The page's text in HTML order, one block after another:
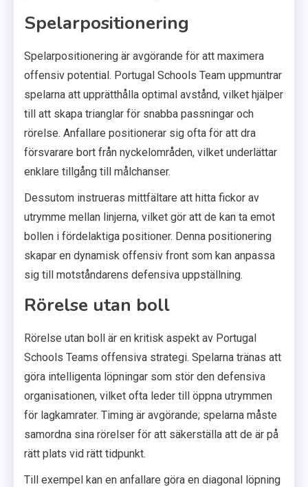
Spelarpositionering
Spelarpositionering är avgörande för att maximera
offensiv potential. Portugal Schools Team uppmuntrar
spelarna att upprätthålla optimal avstånd, vilket hjälper
till att skapa trianglar för snabba passningar och
rörelse. Anfallare positionerar sig ofta för att dra
försvarare bort från nyckelområden, vilket underlättar
enklare tillgång till målchanser.
Dessutom instrueras mittfältare att hitta fickor av
utrymme mellan linjerna, vilket gör att de kan ta emot
bollen i fördelaktiga positioner. Denna positionering
skapar en dynamisk offensiv front som kan anpassa
sig till motståndarens defensiva uppställning.
Rörelse utan boll
Rörelse utan boll är en kritisk aspekt av Portugal
Schools Teams offensiva strategi. Spelarna tränas att
göra intelligenta löpningar som stör den defensiva
organisationen, vilket ofta leder till öppna utrymmen
för lagkamrater. Timing är avgörande; spelarna måste
samordna sina rörelser för att säkerställa att de är på
rätt plats vid rätt tidpunkt.
Till exempel kan en anfallare göra en diagonal löpning